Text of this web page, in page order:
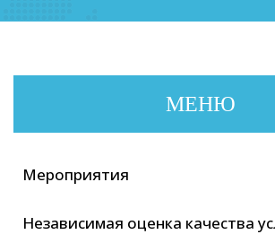
МЕНЮ
Мероприятия
Независимая оценка качества